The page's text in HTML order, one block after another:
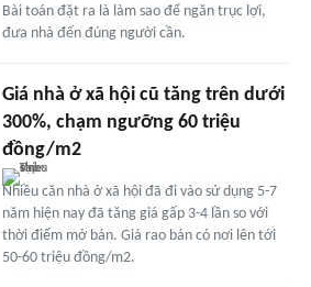
Bài toán đặt ra là làm sao để ngăn trục lợi,
đưa nhà đến đúng người cần.
Giá nhà ở xã hội cũ tăng trên dưới
300%, chạm ngưỡng 60 triệu
đồng/m2
Nhiều căn nhà ở xã hội đã đi vào sử dụng 5-7
năm hiện nay đã tăng giá gấp 3-4 lần so với
thời điểm mở bán. Giá rao bán có nơi lên tới
50-60 triệu đồng/m2.